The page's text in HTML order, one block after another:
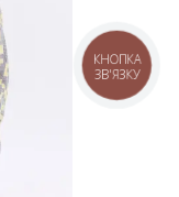
КНОПКА
ЗВ'ЯЗКУ